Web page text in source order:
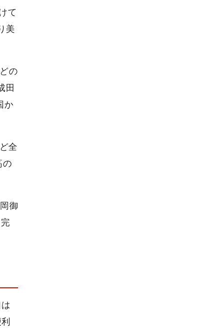
て
美
の
田
か
全
の
御